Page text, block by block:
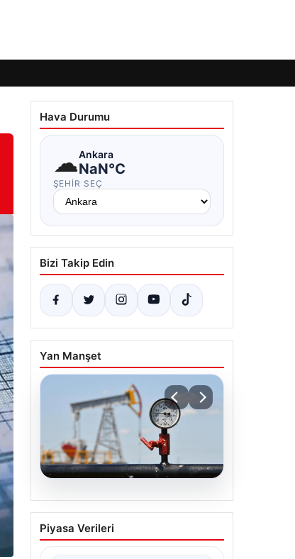
Hava Durumu
☁Ankara
NaN°C
ŞEHIR SEÇ
Bizi Takip Edin
Yan Manşet
Petrol fiyatları 25 Mayıs:
Petrol fiyatları düştü mü,
Piyasa Verileri